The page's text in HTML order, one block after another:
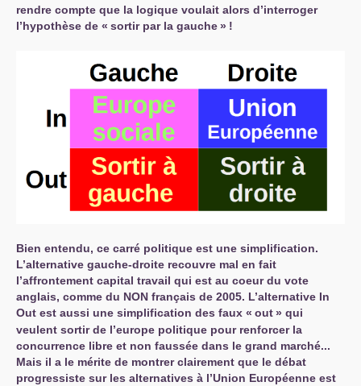
rendre compte que la logique voulait alors d’interroger
l’hypothèse de « sortir par la gauche» !
Bien entendu, ce carré politique est une simplification.
L’alternative gauche-droite recouvre mal en fait
l’affrontement capital travail qui est au coeur du vote
anglais, comme du NON français de 2005. L’alternative In
Out est aussi une simplification des faux « out» qui
veulent sortir de l’europe politique pour renforcer la
concurrence libre et non faussée dans le grand marché...
Mais il a le mérite de montrer clairement que le débat
progressiste sur les alternatives à l’Union Européenne est